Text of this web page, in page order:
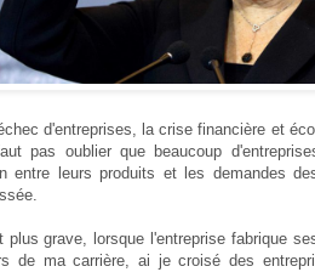
d'entreprises, la crise financière et
pas oublier que beaucoup
entre leurs produits et les demandes
plus grave, lorsque l'entreprise fabrique
de ma carrière, ai je croisé des